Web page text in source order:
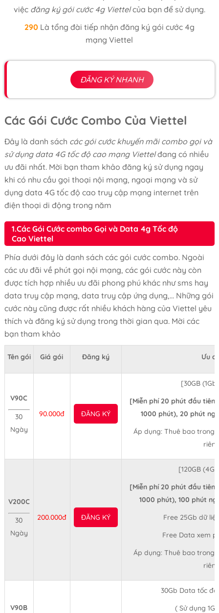
việc đăng ký gói cước 4g Viettelcủa bạn để sử dụng.
290Là tổng đài tiếp nhận đăng ký gói cước 4g
mạng Viettel
ĐĂNG KÝ NHANH
Các Gói Cước Combo Của Viettel
Đây là danh sách các gói cước khuyến mãi combo gọi và
sử dụng data 4G tốc độ cao mạng Viettelđang có nhiều
ưu đãi nhất. Mời bạn tham khảo đăng ký sử dụng ngay
khi có nhu cầu gọi thoại nội mạng, ngoại mạng và sử
dụng data 4G tốc độ cao truy cập mạng internet trên
điện thoại di động trong năm
1.Các Gói Cước combo Gọi và Data 4g Tốc độ
Cao Viettel
Phía dưới đây là danh sách các gói cước combo. Ngoài
các ưu đãi về phút gọi nội mạng, các gói cước này còn
được tích hợp nhiều ưu đãi phong phú khác như sms hay
data truy cập mạng, data truy cập ứng dụng,... Những gói
cước này cũng được rất nhiều khách hàng của Viettel yêu
thích và đăng ký sử dụng trong thời gian qua. Mời các
bạn tham khảo
Tên gói Giá gói Đăng ký Ưu
V90C
30
Ngày
90.000đ ĐĂNG KÝ
[30GB
[Miễn phí 20 phút đầu
1000 phút), 20 phút
Áp dụng: Thuê bao trong
V200C
30
Ngày
200.000đ ĐĂNG KÝ
[120GB
[Miễn phí 20 phút đầu
1000 phút), 100 phút
Free 25Gb dữ
Free Data xem
Áp dụng: Thuê bao trong
V90B
30Gb Data tốc
( Sử dụng